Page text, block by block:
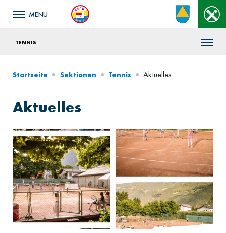
TENNIS
Startseite Sektionen Tennis Aktuelles
Aktuelles